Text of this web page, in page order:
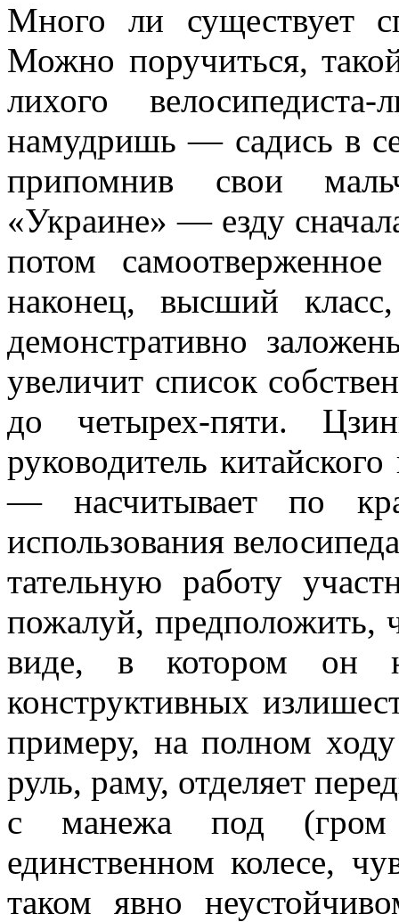
Много ли существует
Можно поручиться,
лихого
намудришь — садись в
припомнив свои
«Украине» — езду
потом
наконец, высший
демонстративно
увеличит список
до четырех-пяти.
руководитель
— насчитывает по
использования
тательную работу
пожалуй, предположить,
виде, в котором он
конструктивных
примеру, на полном ходу
руль, раму, отделяет
с манежа под (гром
единственном колесе,
таком явно